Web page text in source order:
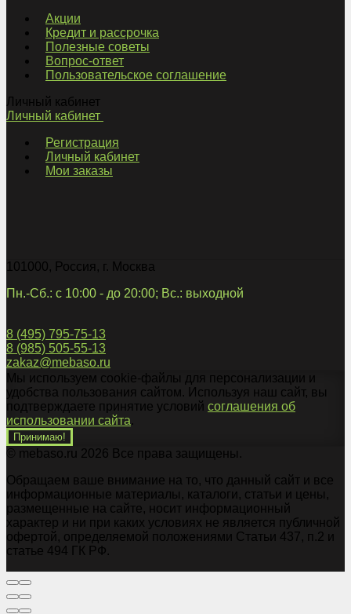
Акции
Кредит и рассрочка
Полезные советы
Вопрос-ответ
Пользовательское соглашение
Личный кабинет
Личный кабинет
Регистрация
Личный кабинет
Мои заказы
101000, Россия , г. Москва
Пн.-Сб.: с 10:00 - до 20:00; Вс.: выходной
8 (495) 795-75-13
8 (985) 505-55-13
zakaz@mebaso.ru
Мы используем cookie-файлы для персонализации и
удобства пользования сайтом. Используя наш сайт, вы
подтверждаете принятие условий соглашения об
использовании сайта.
Принимаю!
© mebaso.ru 2026 Все права защищены.
Обращаем ваше внимание на то, что данный сайт и все
информационные материалы, каталоги, статьи и цены,
размещенные на сайте, носит информационный
характер и ни при каких условиях не является публичной
офертой, определяемой положениями Статьи 437, п.2 и
статье 494 ГК РФ.